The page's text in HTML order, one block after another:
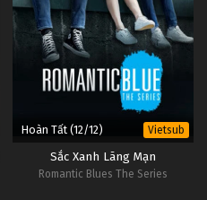
Hoàn Tất (12/12) Vietsub
Sắc Xanh Lãng Mạn
Romantic Blues The Series